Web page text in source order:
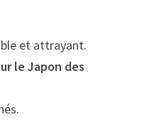
et attrayant.
le Japon des
.